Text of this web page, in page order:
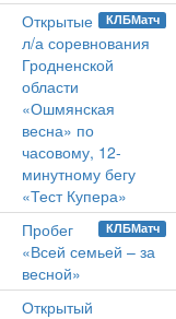
КЛБМатч
Открытые
л/а соревнования
Гродненской
области
«Ошмянская
весна» по
часовому, 12-
минутному бегу
«Тест Купера»
КЛБМатч
Пробег
«Всей семьей – за
весной»
Открытый